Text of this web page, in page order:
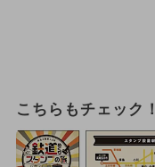
こちらもチェック